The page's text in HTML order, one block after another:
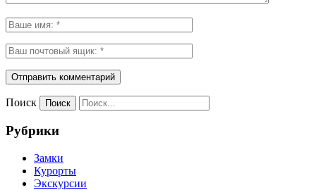
Поиск
Рубрики
Замки
Курорты
Экскурсии